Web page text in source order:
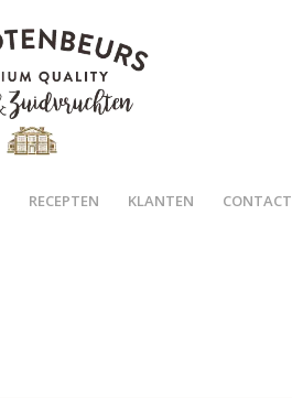
RECEPTEN KLANTEN CONTACT